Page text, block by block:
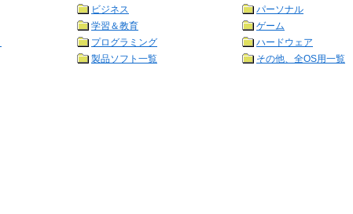
ビジネス
パーソナル
学習＆教育
ゲーム
プログラミング
ハードウェア
製品ソフト一覧 その他、全OS用一覧